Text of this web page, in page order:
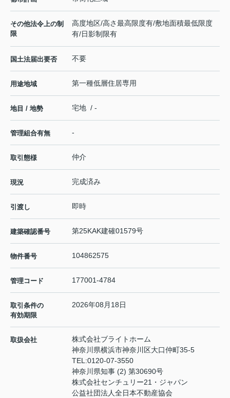
その他法令上の制
限
高度地区/高さ最高限度有/敷地面積最低限度
有/日影制限有
国土法届出要否 不要
用途地域 第一種低層住居専用
地目 / 地勢 宅地 / -
管理組合有無 -
取引態様 仲介
現況 完成済み
引渡し 即時
建築確認番号 第25KAK建確01579号
物件番号 104862575
管理コード 177001-4784
取引条件の
有効期限
2026年08月18日
取扱会社
株式会社ブライトホーム
神奈川県横浜市神奈川区大口仲町35-5
TEL:0120-07-3550
神奈川県知事 (2) 第30690号
株式会社センチュリー21・ジャパン
公益社団法人全日本不動産協会